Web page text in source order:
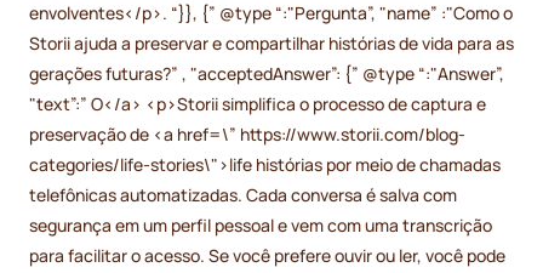
envolventes</p>. “}}, {” @type “:"Pergunta”, "name” :"Como o
Storii ajuda a preservar e compartilhar histórias de vida para as
gerações futuras?” , "acceptedAnswer”: {” @type “:"Answer”,
"text”:” O</a> <p>Storii simplifica o processo de captura e
preservação de <a href=\” https://www.storii.com/blog-
categories/life-stories\">life histórias por meio de chamadas
telefônicas automatizadas. Cada conversa é salva com
segurança em um perfil pessoal e vem com uma transcrição
para facilitar o acesso. Se você prefere ouvir ou ler, você pode